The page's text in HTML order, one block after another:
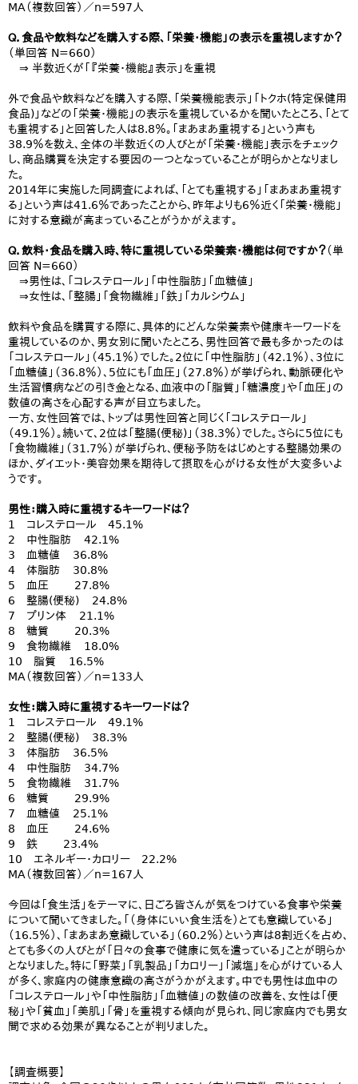
MA（複数回答）／n=597人
Ｑ．食品や飲料などを購入する際、「栄養・機能」の表示を重視しますか？
（単回答 N=660）
⇒ 半数近くが「『栄養・機能』表示」を重視
外で食品や飲料などを購入する際、「栄養機能表示」「トクホ(特定保健用
食品)」などの「栄養・機能」の表示を重視しているかを聞いたところ、「とて
も重視する」と回答した人は8.8％。「まあまあ重視する」という声も
38.9％を数え、全体の半数近くの人びとが「栄養・機能」表示をチェック
し、商品購買を決定する要因の一つとなっていることが明らかとなりまし
た。
2014年に実施した同調査によれば、「とても重視する」「まあまあ重視す
る」という声は41.6％であったことから、昨年よりも6％近く「栄養・機能」
に対する意識が高まっていることがうかがえます。
Ｑ．飲料・食品を購入時、特に重視している栄養素・機能は何ですか？（単
回答 N=660）
⇒男性は、「コレステロール」「中性脂肪」「血糖値」
⇒女性は、「整腸」「食物繊維」「鉄」「カルシウム」
飲料や食品を購買する際に、具体的にどんな栄養素や健康キーワードを
重視しているのか、男女別に聞いたところ、男性回答で最も多かったのは
「コレステロール」（45.1％）でした。2位に「中性脂肪」（42.1％）、3位に
「血糖値」（36.8％）、5位にも「血圧」（27.8％）が挙げられ、動脈硬化や
生活習慣病などの引き金となる、血液中の「脂質」「糖濃度」や「血圧」の
数値の高さを心配する声が目立ちました。
一方、女性回答では、トップは男性回答と同じく「コレステロール」
（49.1％）。続いて、2位は「整腸(便秘)」（38.3％）でした。さらに5位にも
「食物繊維」（31.7％）が挙げられ、便秘予防をはじめとする整腸効果の
ほか、ダイエット・美容効果を期待して摂取を心がける女性が大変多いよ
うです。
男性：購入時に重視するキーワードは？
1 コレステロール 45.1%
2 中性脂肪 42.1%
3 血糖値 36.8%
4 体脂肪 30.8%
5 血圧 27.8%
6 整腸(便秘) 24.8%
7 プリン体 21.1%
8 糖質 20.3%
9 食物繊維 18.0%
10 脂質 16.5%
MA（複数回答）／n=133人
女性：購入時に重視するキーワードは？
1 コレステロール 49.1%
2 整腸(便秘) 38.3%
3 体脂肪 36.5%
4 中性脂肪 34.7%
5 食物繊維 31.7%
6 糖質 29.9%
7 血糖値 25.1%
8 血圧 24.6%
9 鉄 23.4%
10 エネルギー・カロリー 22.2%
MA（複数回答）／n=167人
今回は「食生活」をテーマに、日ごろ皆さんが気をつけている食事や栄養
について聞いてきました。「（身体にいい食生活を）とても意識している」
（16.5％）、「まあまあ意識している」（60.2％）という声は8割近くを占め、
とても多くの人びとが「日々の食事で健康に気を遣っている」ことが明らか
となりました。特に「野菜」「乳製品」「カロリー」「減塩」を心がけている人
が多く、家庭内の健康意識の高さがうかがえます。中でも男性は血中の
「コレステロール」や「中性脂肪」「血糖値」の数値の改善を、女性は「便
秘」や「貧血」「美肌」「骨」を重視する傾向が見られ、同じ家庭内でも男女
間で求める効果が異なることが判りました。
【調査概要】